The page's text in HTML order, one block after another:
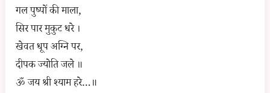
गल पुष्पों की माला,
सिर पार मुकुट धरे ।
खेवत धूप अग्नि पर,
दीपक ज्योति जले ॥
ॐ जय श्री श्याम हरे…॥